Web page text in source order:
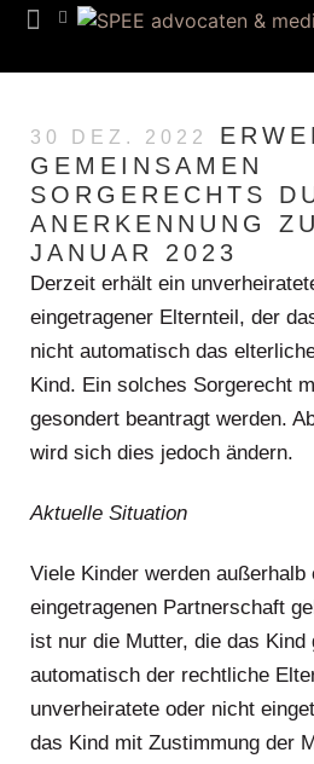
30 DEZ. 2022
GEMEINSAMEN
SORGERECHTS
ANERKENNUNG
JANUAR 2023
Derzeit erhält ein
eingetragener Elternteil, der
nicht automatisch das
Kind. Ein solches Sorgerecht
gesondert beantragt werden.
wird sich dies jedoch ändern.
Aktuelle Situation
Viele Kinder werden außerhalb
eingetragenen Partnerschaft
ist nur die Mutter, die das Kind
automatisch der rechtliche
unverheiratete oder nicht
das Kind mit Zustimmung der